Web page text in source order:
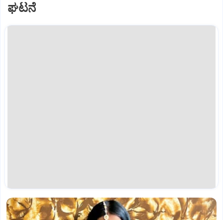
ಘಟನೆ